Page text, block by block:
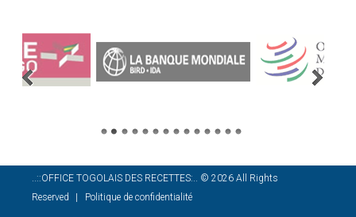
..::OFFICE TOGOLAIS DES RECETTES:.. © 2026 All Rights
Reserved
Politique de confidentialité